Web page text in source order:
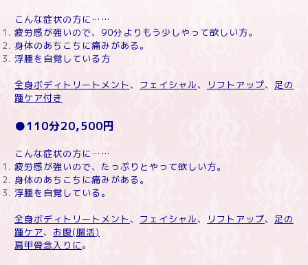
こんな症状の方に……
疲労感が強いので、 90分よりもう少しやって欲しい方。
身体のあちこちに痛みがある。
浮腫を自覚している方
全身ボディトリートメント、 フェイシャル、 リフトアップ、 足の
踵ケア付き
●110分20,500円
こんな症状の方に……
疲労感が強いので、たっぷりとやって欲しい方。
身体のあちこちに痛みがある。
浮腫を自覚している。
全身ボディトリートメント、 フェイシャル、 リフトアップ、 足の
踵ケア、 お腹(腸活)
肩甲骨念入りに。